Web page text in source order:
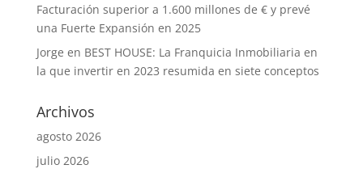
Facturación superior a 1.600 millones de € y prevé
una Fuerte Expansión en 2025
Jorge en BEST HOUSE: La Franquicia Inmobiliaria en
la que invertir en 2023 resumida en siete conceptos
Archivos
agosto 2026
julio 2026